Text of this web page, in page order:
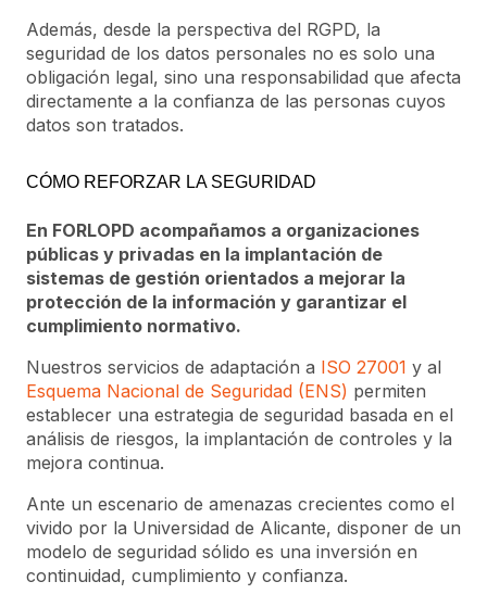
Además, desde la perspectiva del RGPD, la
seguridad de los datos personales no es solo una
obligación legal, sino una responsabilidad que afecta
directamente a la confianza de las personas cuyos
datos son tratados.
CÓMO REFORZAR LA SEGURIDAD
En FORLOPD acompañamos a organizaciones
públicas y privadas en la implantación de
sistemas de gestión orientados a mejorar la
protección de la información y garantizar el
cumplimiento normativo.
Nuestros servicios de adaptación a ISO 27001 y al
Esquema Nacional de Seguridad (ENS) permiten
establecer una estrategia de seguridad basada en el
análisis de riesgos, la implantación de controles y la
mejora continua.
Ante un escenario de amenazas crecientes como el
vivido por la Universidad de Alicante, disponer de un
modelo de seguridad sólido es una inversión en
continuidad, cumplimiento y confianza.